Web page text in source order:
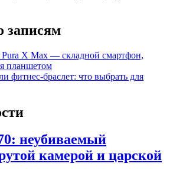
записям
X Max — складной смартфон,
планшетом
фитнес-браслет: что выбрать для
неубиваемый
камерой и царской